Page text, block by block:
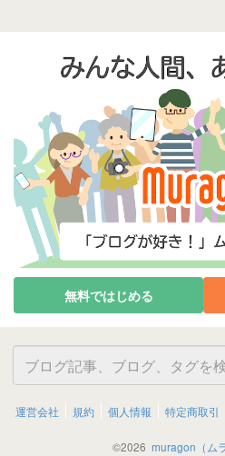
無料ではじめる
運営会社 規約 個人情報 特定商取引
©2026 muragon（ム